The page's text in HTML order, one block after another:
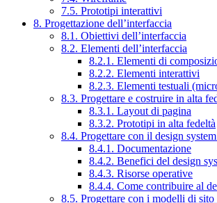
7.5. Prototipi interattivi
8. Progettazione dell’interfaccia
8.1. Obiettivi dell’interfaccia
8.2. Elementi dell’interfaccia
8.2.1. Elementi di
8.2.2. Elementi interattivi
8.2.3. Elementi testuali
8.3. Progettare e costruire in alta
8.3.1. Layout di pagina
8.3.2. Prototipi in alta fedeltà
8.4. Progettare con il design
8.4.1. Documentazione
8.4.2. Benefici del design
8.4.3. Risorse operative
8.4.4. Come contribuire al
8.5. Progettare con i modelli di sito